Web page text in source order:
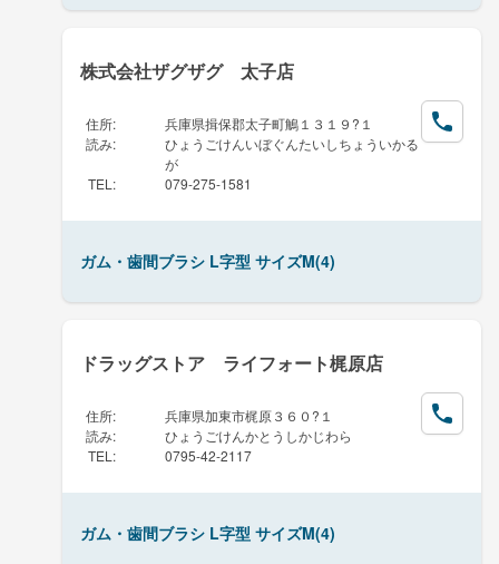
株式会社ザグザグ 太子店
住所:
兵庫県揖保郡太子町鵤１３１９?１
読み:
ひょうごけんいぼぐんたいしちょういかる
が
TEL : 079-275-1581
ガム・歯間ブラシ L字型 サイズM(4)
ドラッグストア ライフォート梶原店
住所:
兵庫県加東市梶原３６０?１
読み:
ひょうごけんかとうしかじわら
TEL : 0795-42-2117
ガム・歯間ブラシ L字型 サイズM(4)